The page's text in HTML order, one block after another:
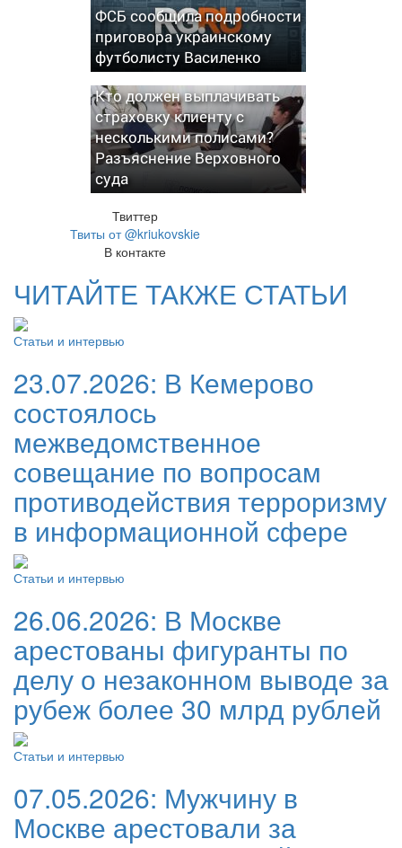
ФСБ сообщила подробности
приговора украинскому
футболисту Василенко
Кто должен выплачивать
страховку клиенту с
несколькими полисами?
Разъяснение Верховного
суда
Твиттер
Твиты от @kriukovskie
В контакте
ЧИТАЙТЕ ТАКЖЕ СТАТЬИ
Статьи и интервью
23.07.2026: В Кемерово
состоялось
межведомственное
совещание по вопросам
противодействия терроризму
в информационной сфере
Статьи и интервью
26.06.2026: В Москве
арестованы фигуранты по
делу о незаконном выводе за
рубеж более 30 млрд рублей
Статьи и интервью
07.05.2026: Мужчину в
Москве арестовали за